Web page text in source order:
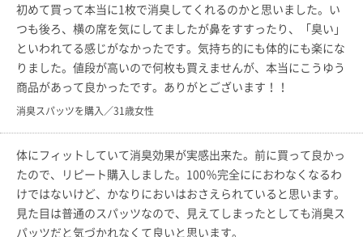
初めて買って本当に1枚で消臭してくれるのかと思いました。い
つも後ろ、横の席を気にしてましたが鼻をすすったり、「臭い」
といわれてる感じがなかったです。気持ち的にも体的にも楽にな
りました。値段が高いので何枚も買えませんが、本当にこうゆう
商品があって良かったです。ありがとございます！！
消臭スパッツを購入／31歳女性
体にフィットしていて消臭効果が実感出来た。前に買って良かっ
たので、リピート購入しました。100％完全ににおわなくなるわ
けではないけど、かなりにおいはおさえられていると思います。
見た目は普通のスパッツなので、見えてしまったとしても消臭ス
パッツだと気づかれなくて良いと思います。